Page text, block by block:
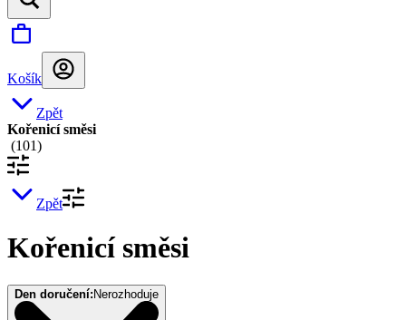
Košík
Zpět
Kořenicí směsi
(101)
Zpět
Kořenicí směsi
Den doručení: Nerozhoduje